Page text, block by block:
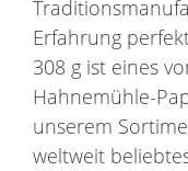
Erfahrung
308 g ist eines
Hahnemühle-
unserem
weltweit